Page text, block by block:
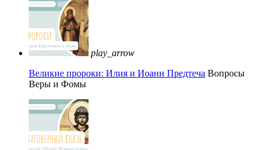
play_arrow
Великие пророки: Илия и Иоанн Предтеча Вопросы
Веры и Фомы